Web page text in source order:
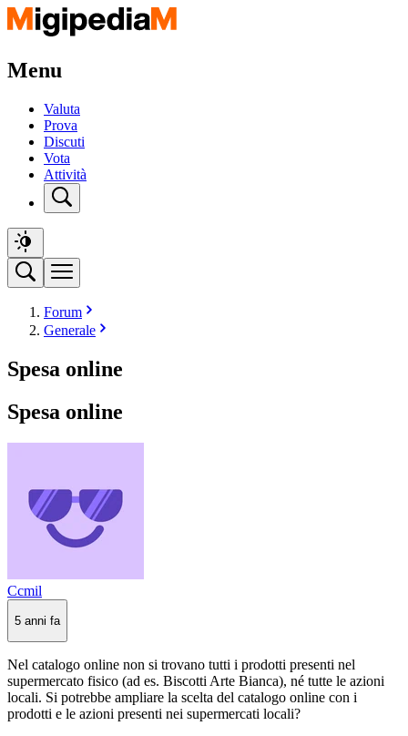
Menu
Valuta
Prova
Discuti
Vota
Attività
Forum
Generale
Spesa online
Spesa online
Ccmil
5 anni fa
Nel catalogo online non si trovano tutti i prodotti presenti nel
supermercato fisico (ad es. Biscotti Arte Bianca), né tutte le azioni
locali. Si potrebbe ampliare la scelta del catalogo online con i
prodotti e le azioni presenti nei supermercati locali?